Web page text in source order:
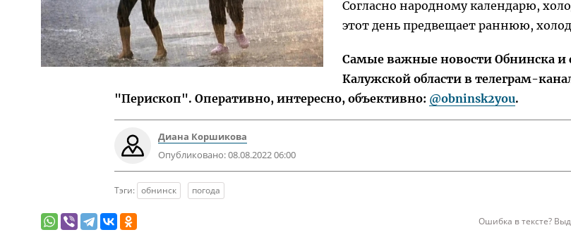
Согласно народному календарю,
этот день предвещает раннюю,
Самые важные новости Обнинска и
Калужской области в телеграм-
"Перископ". Оперативно, интересно, объективно: @obninsk2you.
Диана Коршикова
Опубликовано:08.08.2022 06:00
Тэги: обнинск погода
Ошибка в тексте?